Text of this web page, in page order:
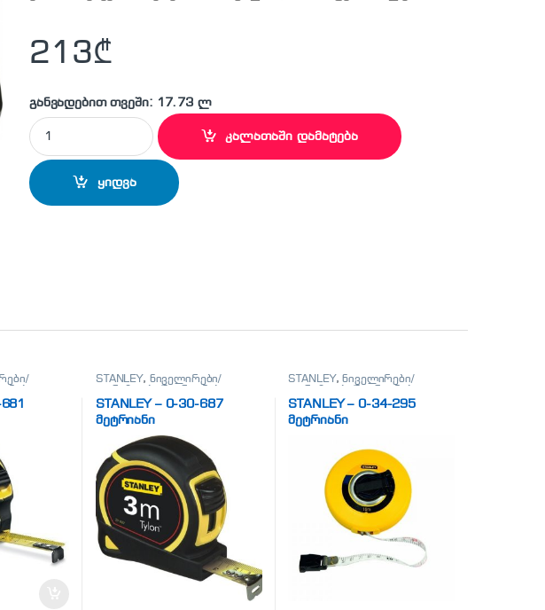
213₾
განვადებით თვეში: 17.73 ლ
STANLEY - 1-94-671 ქანჩების ნაკრები პროფესიონალური 1/2 (23 ცალი) quantity
კალათაში დამატება
ყიდვა
STANLEY, ნიველირები/
STANLEY – 0-30-687
მეტრიანი
STANLEY,ნიველირები/
STANLEY – 0-34-295
მეტრიანი